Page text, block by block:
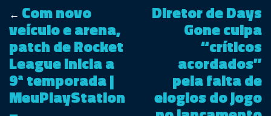
← Com novo
veículo e arena,
patch de Rocket
League inicia a
9ª temporada |
MeuPlayStation
Diretor de Days
Gone culpa
“críticos
acordados”
pela falta de
elogios do jogo